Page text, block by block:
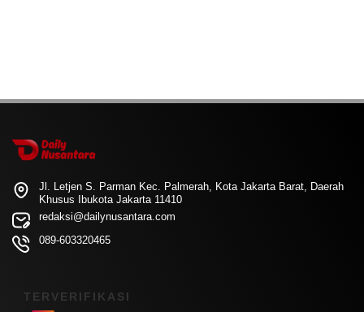
Jl. Letjen S. Parman Kec. Palmerah, Kota Jakarta Barat, Daerah
Khusus Ibukota Jakarta 11410
redaksi@dailynusantara.com
089-603320465
TERVERIFIKASI